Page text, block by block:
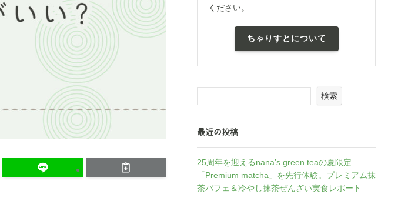
ください。
ちゃりすとについて
検索
最近の投稿
25周年を迎えるnana’s green teaの夏限定
「Premium matcha」を先行体験。プレミアム抹
茶パフェ＆冷やし抹茶ぜんざい実食レポート